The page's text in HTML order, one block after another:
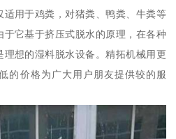
适用于鸡粪，对猪粪、鸭粪、牛粪等
它基于挤压式脱水的原理，在各种
想的湿料脱水设备。精拓机械用更
的价格为广大用户朋友提供较的服